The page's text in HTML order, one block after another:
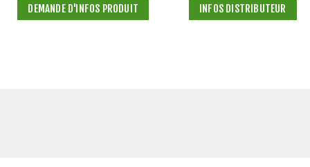
DEMANDE D'INFOS PRODUIT INFOS DISTRIBUTEUR